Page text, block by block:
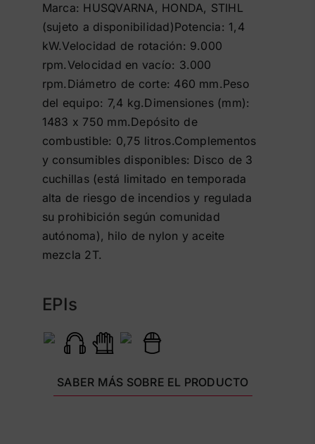
Marca: HUSQVARNA, HONDA, STIHL
(sujeto a disponibilidad)Potencia: 1,4
kW.Velocidad de rotación: 9.000
rpm.Velocidad en vacío: 3.000
rpm.Diámetro de corte: 460 mm.Peso
del equipo: 7,4 kg.Dimensiones (mm):
1483 x 750 mm.Depósito de
combustible: 0,75 litros.Complementos
y consumibles disponibles: Disco de 3
cuchillas (está limitado en temporada
alta de riesgo de incendios y regulada
su prohibición según comunidad
autónoma), hilo de nylon y aceite
mezcla 2T.
EPIs
SABER MÁS SOBRE EL PRODUCTO